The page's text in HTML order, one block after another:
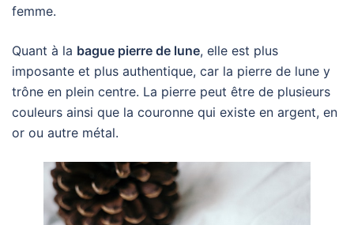
femme.
Quant à la bague pierre de lune, elle est plus
imposante et plus authentique, car la pierre de lune y
trône en plein centre. La pierre peut être de plusieurs
couleurs ainsi que la couronne qui existe en argent, en
or ou autre métal.